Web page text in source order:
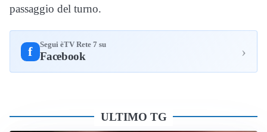
passaggio del turno.
f Segui èTV Rete 7 su
Facebook ›
ULTIMO TG